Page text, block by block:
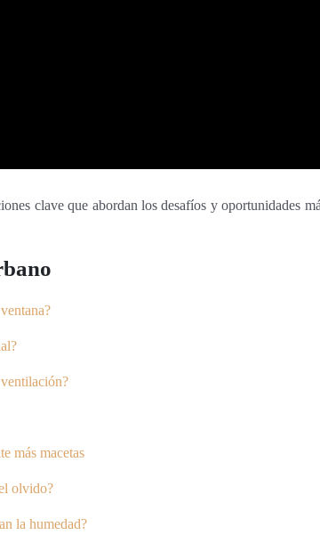
clave que abordan los desafíos y oportunidades
más macetas
olvido?
la humedad?